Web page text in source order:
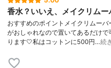
香水？いいえ、メイクリムー
おすすめのポイントメイクリムー
がおしゃれなので置いてあるだけ
ります🤍私はコットンに500円…続